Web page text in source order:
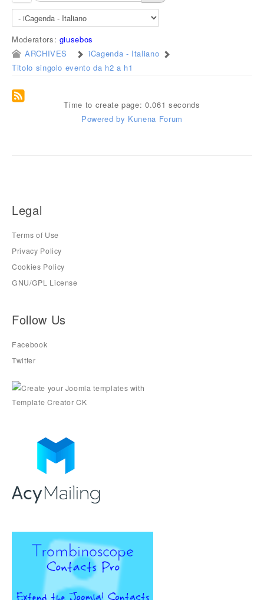
Moderators: giusebos
ARCHIVES
iCagenda - Italiano
Titolo singolo evento da h2 a h1
Time to create page: 0.061 seconds
Powered by Kunena Forum
Legal
Terms of Use
Privacy Policy
Cookies Policy
GNU/GPL License
Follow Us
Facebook
Twitter